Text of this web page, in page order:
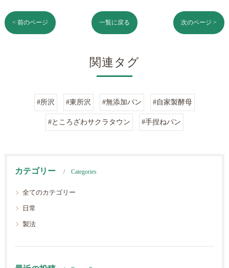
< 前のページ 一覧に戻る 次のページ >
関連タグ
#所沢 #東所沢 #無添加パン #自家製酵母
#ところざわサクラタウン #手捏ねパン
カテゴリー Categories
全てのカテゴリー
日常
製法